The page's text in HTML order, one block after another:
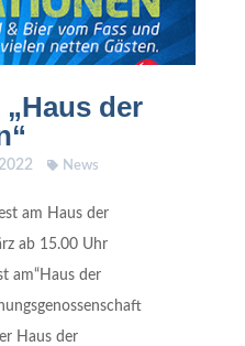
der
News
am Haus der
ab 15.00 Uhr
am“Haus der
Haus der